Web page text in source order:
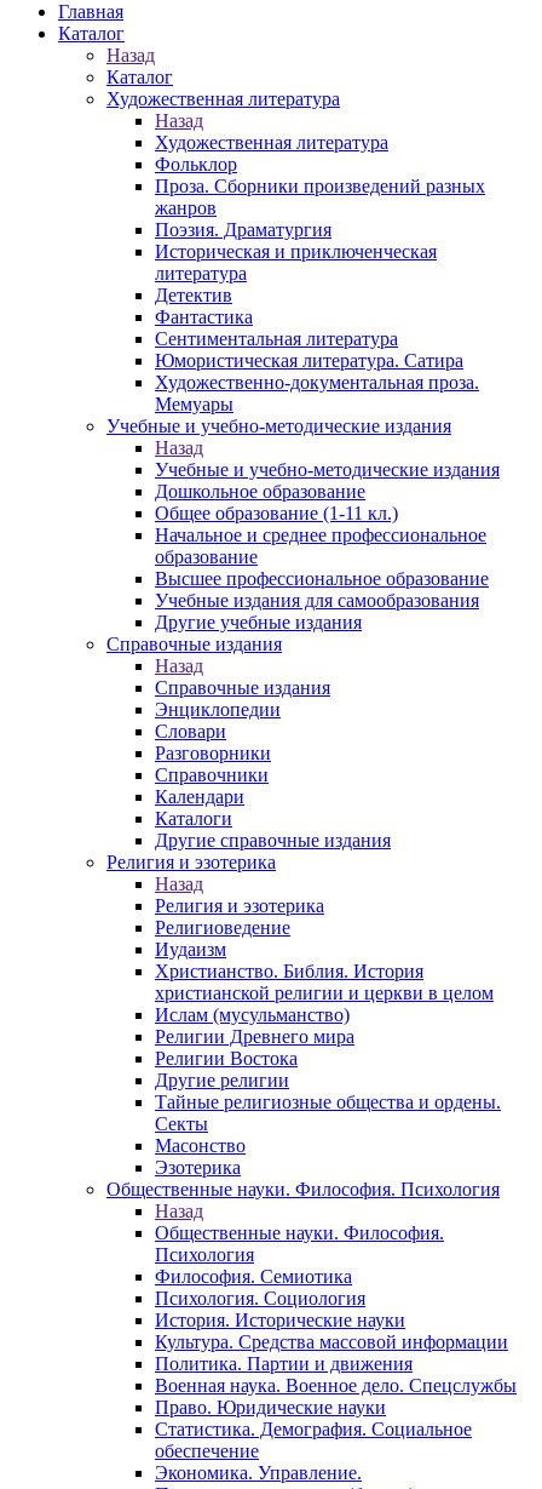
Главная
Каталог
Назад
Каталог
Художественная литература
Назад
Художественная литература
Фольклор
Проза. Сборники произведений разных
жанров
Поэзия. Драматургия
Историческая и приключенческая
литература
Детектив
Фантастика
Сентиментальная литература
Юмористическая литература. Сатира
Художественно-документальная проза.
Мемуары
Учебные и учебно-методические издания
Назад
Учебные и учебно-методические издания
Дошкольное образование
Общее образование (1-11 кл.)
Начальное и среднее профессиональное
образование
Высшее профессиональное образование
Учебные издания для самообразования
Другие учебные издания
Справочные издания
Назад
Справочные издания
Энциклопедии
Словари
Разговорники
Справочники
Календари
Каталоги
Другие справочные издания
Религия и эзотерика
Назад
Религия и эзотерика
Религиоведение
Иудаизм
Христианство. Библия. История
христианской религии и церкви в целом
Ислам (мусульманство)
Религии Древнего мира
Религии Востока
Другие религии
Тайные религиозные общества и ордены.
Секты
Масонство
Эзотерика
Общественные науки. Философия. Психология
Назад
Общественные науки. Философия.
Психология
Философия. Семиотика
Психология. Социология
История. Исторические науки
Культура. Средства массовой информации
Политика. Партии и движения
Военная наука. Военное дело. Спецслужбы
Право. Юридические науки
Статистика. Демография. Социальное
обеспечение
Экономика. Управление.